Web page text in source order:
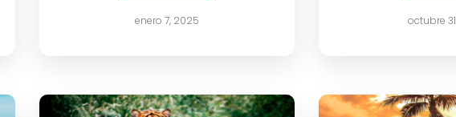
enero 7, 2025 octubre